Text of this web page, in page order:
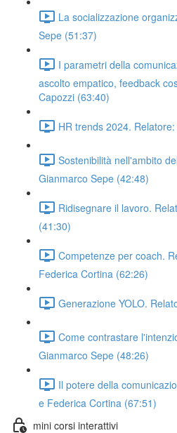
La socializzazione
Sepe (51:37)
I parametri della
ascolto empatico, feedback
Capozzi (63:40)
HR trends 2024.
Sostenibilità nell'ambito
Gianmarco Sepe (42:48)
Ridisegnare il lavoro.
(41:30)
Competenze per coach.
Federica Cortina (62:26)
Generazione YOLO.
Come contrastare
Gianmarco Sepe (48:26)
Il potere della
e Federica Cortina (67:51)
mini corsi interattivi